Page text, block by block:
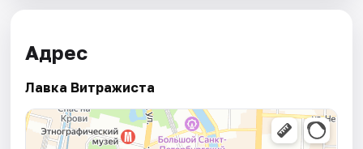
Адрес
Лавка Витражиста